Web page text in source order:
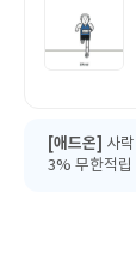
[애드온] 사
3% 무한적립